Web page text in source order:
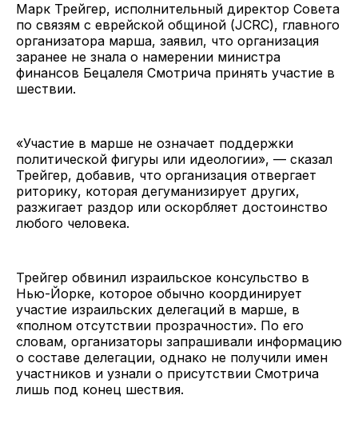
Марк Трейгер, исполнительный директор Совета
по связям с еврейской общиной (JCRC), главного
организатора марша, заявил, что организация
заранее не знала о намерении министра
финансов Бецалеля Смотрича принять участие в
шествии.
«Участие в марше не означает поддержки
политической фигуры или идеологии», — сказал
Трейгер, добавив, что организация отвергает
риторику, которая дегуманизирует других,
разжигает раздор или оскорбляет достоинство
любого человека.
Трейгер обвинил израильское консульство в
Нью-Йорке, которое обычно координирует
участие израильских делегаций в марше, в
«полном отсутствии прозрачности». По его
словам, организаторы запрашивали информацию
о составе делегации, однако не получили имен
участников и узнали о присутствии Смотрича
лишь под конец шествия.